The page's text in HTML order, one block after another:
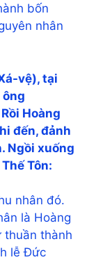
bốn
nhân
vệ), tại
Rồi Hoàng
đến, đảnh
Ngồi xuống
Tôn:
nhân đó.
là Hoàng
thuần thành
lễ Đức